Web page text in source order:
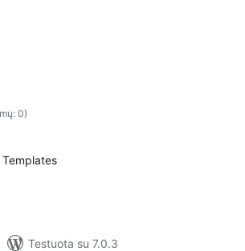
0)
Testuota su 7.0.3